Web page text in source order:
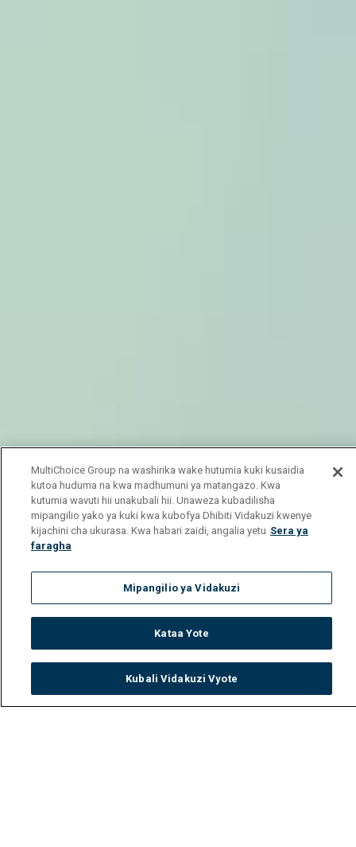
TV Guide
MultiChoice Group na washirika wake hutumia kuki kusaidia
kutoa huduma na kwa madhumuni ya matangazo. Kwa
kutumia wavuti hii unakubali hii. Unaweza kubadilisha
mipangilio yako ya kuki kwa kubofya Dhibiti Vidakuzi kwenye
kijachini cha ukurasa. Kwa habari zaidi, angalia yetu Sera ya
faragha
Mipangilio ya Vidakuzi
Kataa Yote
Kubali Vidakuzi Vyote